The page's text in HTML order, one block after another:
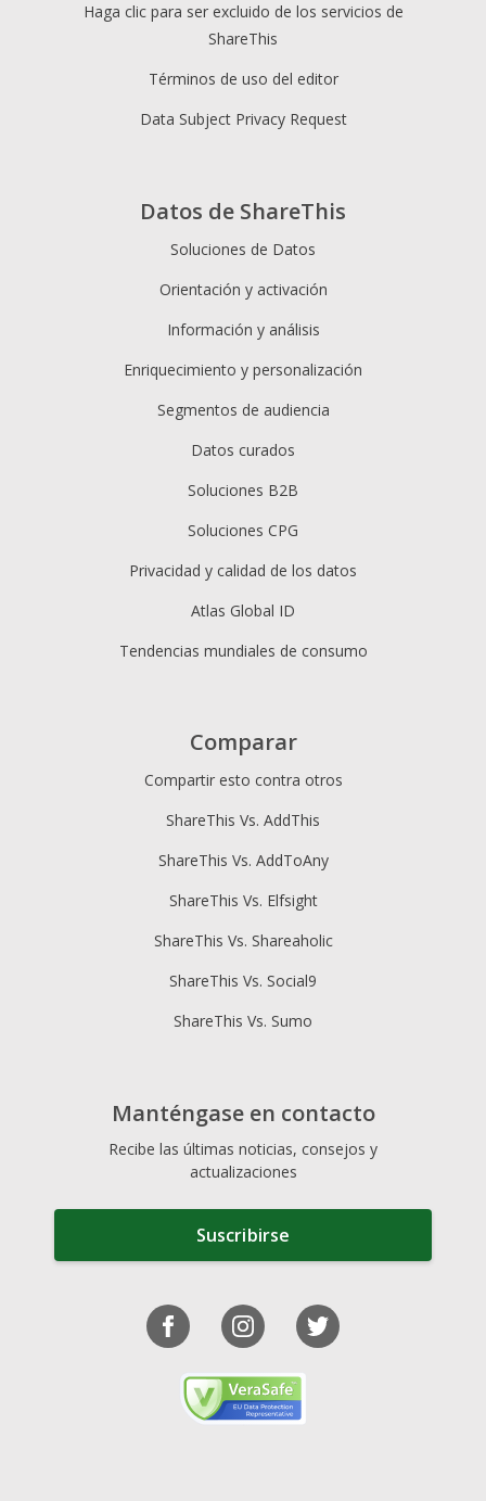
Datos de ShareThis
Soluciones de Datos
Orientación y activación
Información y análisis
Enriquecimiento y personalización
Segmentos de audiencia
Datos curados
Soluciones B2B
Soluciones CPG
Privacidad y calidad de los datos
Atlas Global ID
Tendencias mundiales de consumo
Haga clic para ser excluido de los servicios de
ShareThis
Términos de uso del editor
Data Subject Privacy Request
Comparar
Compartir esto contra otros
ShareThis Vs. AddThis
ShareThis Vs. AddToAny
ShareThis Vs. Elfsight
ShareThis Vs. Shareaholic
ShareThis Vs. Social9
ShareThis Vs. Sumo
Manténgase en contacto
Recibe las últimas noticias, consejos y
actualizaciones
Suscribirse